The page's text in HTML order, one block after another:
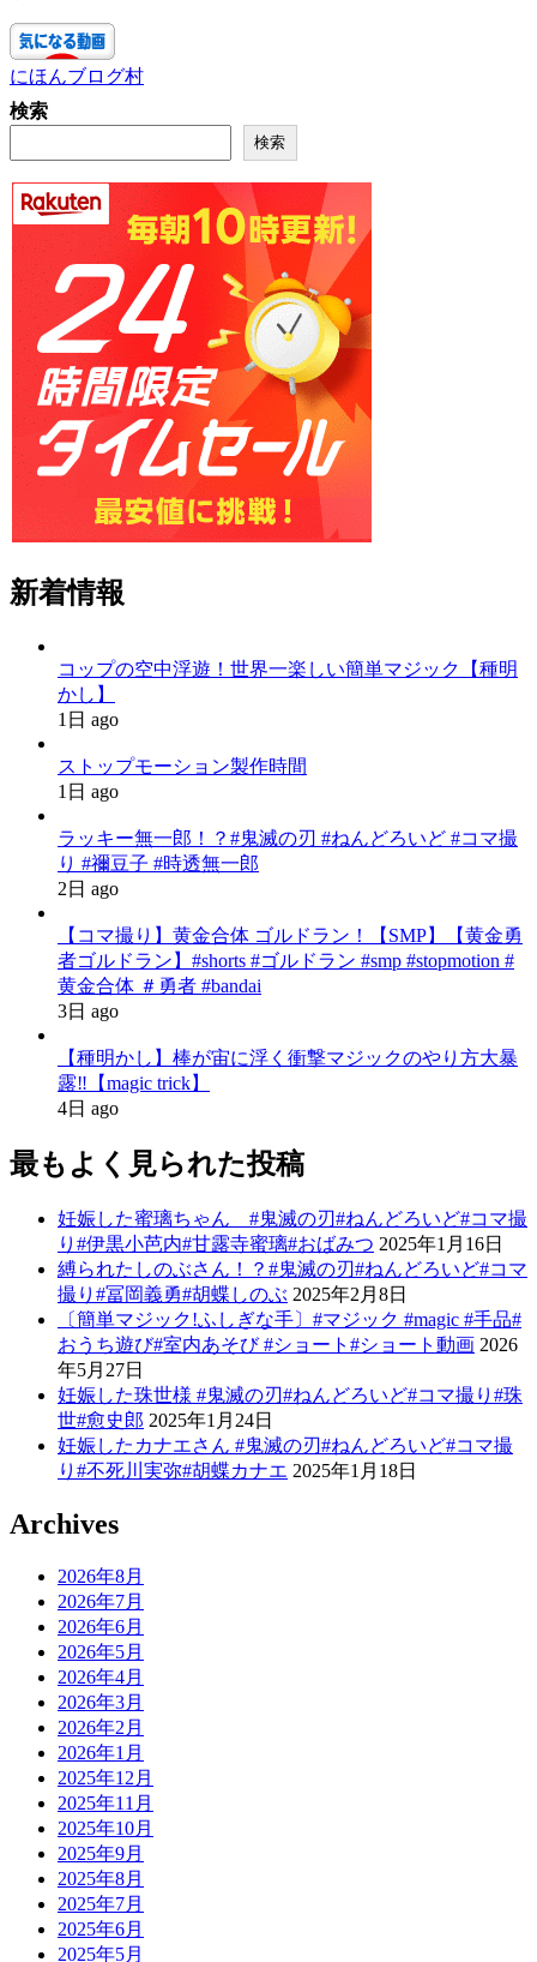
にほんブログ村
検索
検索
新着情報
コップの空中浮遊！世界一楽しい簡単マジック【種明
かし】
1日 ago
ストップモーション製作時間
1日 ago
ラッキー無一郎！？#鬼滅の刃 #ねんどろいど #コマ撮
り #禰豆子 #時透無一郎
2日 ago
【コマ撮り】黄金合体 ゴルドラン！【SMP】【黄金勇
者ゴルドラン】#shorts #ゴルドラン #smp #stopmotion #
黄金合体 ＃勇者 #bandai
3日 ago
【種明かし】棒が宙に浮く衝撃マジックのやり方大暴
露‼️【magic trick】
4日 ago
最もよく見られた投稿
妊娠した蜜璃ちゃん #鬼滅の刃#ねんどろいど#コマ撮
り#伊黒小芭内#甘露寺蜜璃#おばみつ 2025年1月16日
縛られたしのぶさん！？#鬼滅の刃#ねんどろいど#コマ
撮り#冨岡義勇#胡蝶しのぶ 2025年2月8日
〔簡単マジック!ふしぎな手〕#マジック #magic #手品#
おうち遊び#室内あそび #ショート#ショート動画 2026
年5月27日
妊娠した珠世様 #鬼滅の刃#ねんどろいど#コマ撮り#珠
世#愈史郎 2025年1月24日
妊娠したカナエさん #鬼滅の刃#ねんどろいど#コマ撮
り#不死川実弥#胡蝶カナエ 2025年1月18日
Archives
2026年8月
2026年7月
2026年6月
2026年5月
2026年4月
2026年3月
2026年2月
2026年1月
2025年12月
2025年11月
2025年10月
2025年9月
2025年8月
2025年7月
2025年6月
2025年5月